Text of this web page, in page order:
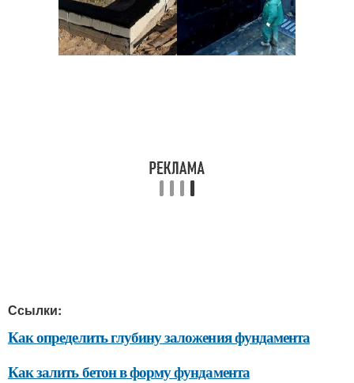
Ссылки:
Как определить глубину заложения фундамента
Как залить бетон в форму фундамента